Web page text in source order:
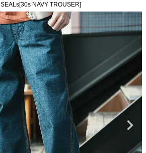
SEALs[30s NAVY TROUSER]